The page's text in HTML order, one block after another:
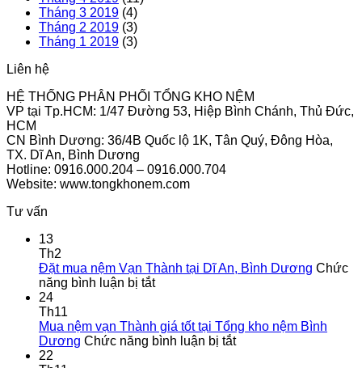
Tháng 3 2019 (4)
Tháng 2 2019 (3)
Tháng 1 2019 (3)
Liên hệ
HỆ THỐNG PHÂN PHỐI TỔNG KHO NỆM
VP tại Tp.HCM: 1/47 Đường 53, Hiệp Bình Chánh, Thủ Đức,
HCM
CN Bình Dương: 36/4B Quốc lộ 1K, Tân Quý, Đông Hòa,
TX. Dĩ An, Bình Dương
Hotline: 0916.000.204 – 0916.000.704
Website: www.tongkhonem.com
Tư vấn
13
Th2
Đặt mua nệm Vạn Thành tại Dĩ An, Bình Dương Chức
năng bình luận bị tắtở
nệm
Vạn
24
Th11
Mua nệm vạn Thành giá tốt tại Tổng kho nệm Bình
Dương Chức năng bình luận bị tắtở
22